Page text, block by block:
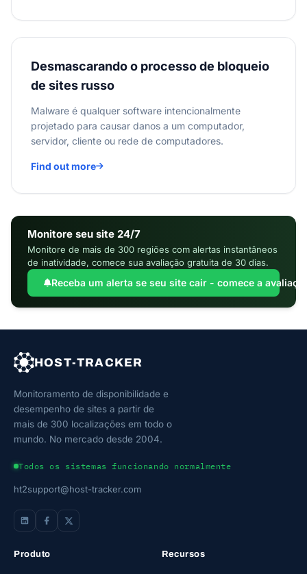
Desmascarando o processo de bloqueio
de sites russo
Malware é qualquer software intencionalmente
projetado para causar danos a um computador,
servidor, cliente ou rede de computadores.
Find out more
Monitore seu site 24/7
Monitore de mais de 300 regiões com alertas instantâneos
de inatividade, comece sua avaliação gratuita de 30 dias.
Receba um alerta se seu site cair - comece a
HOST-TRACKER
Monitoramento de disponibilidade e
desempenho de sites a partir de
mais de 300 localizações em todo o
mundo. No mercado desde 2004.
Todos os sistemas funcionando normalmente
ht2support@host-tracker.com
Produto Recursos